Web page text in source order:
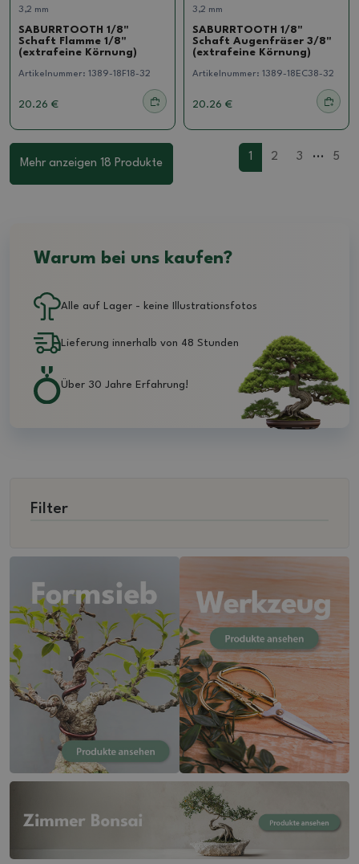
Filter
3,2 mm
SABURRTOOTH 1/8"
Schaft Flamme 1/8"
(extrafeine Körnung)
Artikelnummer: 1389-18F18-32
20.26 €
3,2 mm
SABURRTOOTH 1/8"
Schaft Augenfräser 3/8"
(extrafeine Körnung)
Artikelnummer: 1389-18EC38-32
20.26 €
Mehr anzeigen 18 Produkte
1 2 3 ... 5
Warum bei uns kaufen?
Alle auf Lager - keine Illustrationsfotos
Lieferung innerhalb von 48 Stunden
Über 30 Jahre Erfahrung!